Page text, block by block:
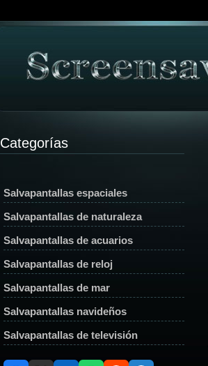
Categorías
Salvapantallas espaciales
Salvapantallas de naturaleza
Salvapantallas de acuarios
Salvapantallas de reloj
Salvapantallas de mar
Salvapantallas navideños
Salvapantallas de televisión